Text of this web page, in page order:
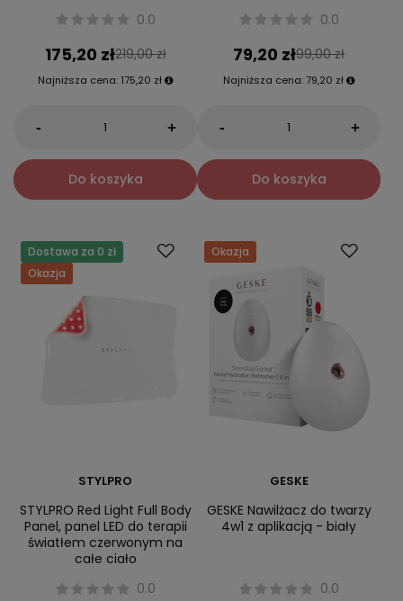
0.0
175,20 zł219,00 zł
Najniższa cena: 175,20 zł
- +
Do koszyka
0.0
79,20 zł99,00 zł
Najniższa cena: 79,20 zł
- +
Do koszyka
Dostawa za 0 zł
Okazja
STYLPRO
STYLPRO Red Light Full Body
Panel, panel LED do terapii
światłem czerwonym na
całe ciało
0.0
Okazja
GESKE
GESKE Nawilżacz do twarzy
4w1 z aplikacją - biały
0.0